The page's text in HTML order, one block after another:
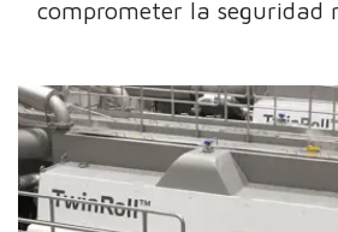
comprometer la seguridad